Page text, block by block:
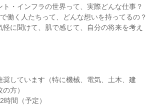
ト・インフラの世界って、実際どんな仕事？
働く人たちって、どんな想いを持ってるの？
に聞けて、肌で感じて、自分の将来を考え
奨しています（特に機械、電気、土木、建
方）
間（予定）